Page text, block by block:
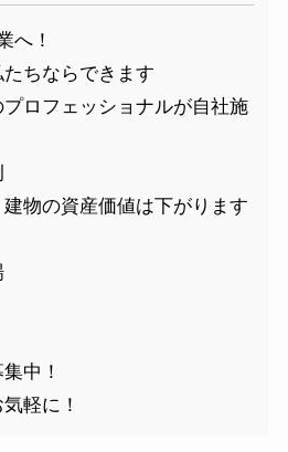
へ！
ちならできます
ロフェッショナルが自社施
物の資産価値は下がります
中！
軽に！